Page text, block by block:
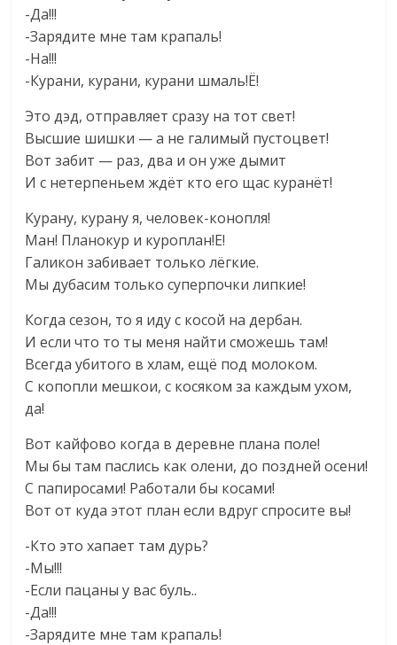
-Да!!!
-Зарядите мне там крапаль!
-На!!!
-Курани, курани, курани шмаль!Ё!
Это дэд, отправляет сразу на тот свет!
Высшие шишки — а не галимый пустоцвет!
Вот забит — раз, два и он уже дымит
И с нетерпеньем ждёт кто его щас куранёт!
Курану, курану я, человек-конопля!
Ман! Планокур и куроплан!Е!
Галикон забивает только лёгкие.
Мы дубасим только суперпочки липкие!
Когда сезон, то я иду с косой на дербан.
И если что то ты меня найти сможешь там!
Всегда убитого в хлам, ещё под молоком.
С копопли мешкои, с косяком за каждым ухом,
да!
Вот кайфово когда в деревне плана поле!
Мы бы там паслись как олени, до поздней осени!
С папиросами! Работали бы косами!
Вот от куда этот план если вдруг спросите вы!
-Кто это хапает там дурь?
-Мы!!!
-Если пацаны у вас буль..
-Да!!!
-Зарядите мне там крапаль!